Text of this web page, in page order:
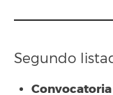
Segundo